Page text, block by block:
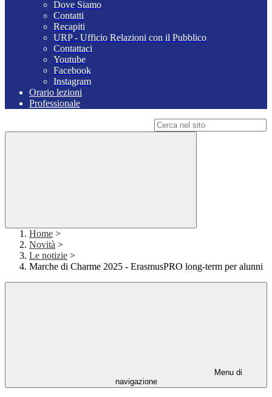
Dove Siamo
Contatti
Recapiti
URP - Ufficio Relazioni con il Pubblico
Contattaci
Youtube
Facebook
Instagram
Orario lezioni
Professionale
Home >
Novità >
Le notizie >
Marche di Charme 2025 - ErasmusPRO long-term per alunni
Menu di
navigazione